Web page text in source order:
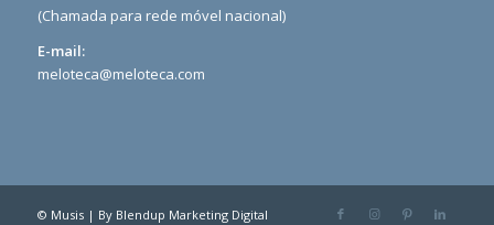
(Chamada para rede móvel nacional)
E-mail:
meloteca@meloteca.com
© Musis | By Blendup Marketing Digital